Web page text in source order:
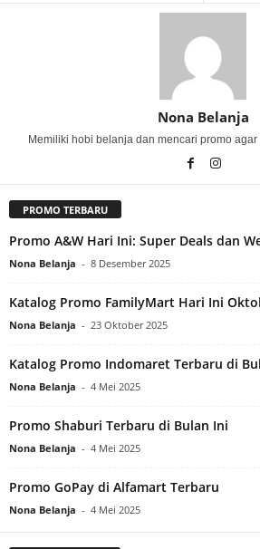
Nona Belanja
Memiliki hobi belanja dan mencari promo
PROMO TERBARU
Promo A&W Hari Ini: Super Deals dan
Nona Belanja - 8 Desember 2025
Katalog Promo FamilyMart Hari Ini
Nona Belanja - 23 Oktober 2025
Katalog Promo Indomaret Terbaru di
Nona Belanja - 4 Mei 2025
Promo Shaburi Terbaru di Bulan Ini
Nona Belanja - 4 Mei 2025
Promo GoPay di Alfamart Terbaru
Nona Belanja - 4 Mei 2025